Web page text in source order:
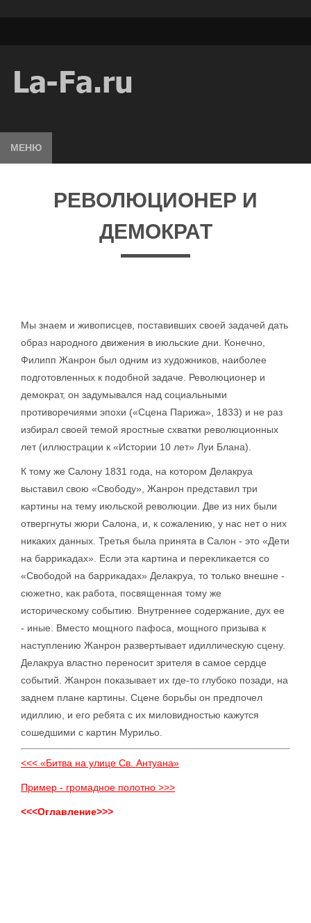
МЕНЮ
РЕВОЛЮЦИОНЕР И
ДЕМОКРАТ
Мы знаем и живописцев, поставивших своей задачей дать
образ народного движения в июльские дни. Конечно,
Филипп Жанрон был одним из художников, наиболее
подготовленных к подобной задаче. Революционер и
демократ, он задумывался над социальными
противоречиями эпохи («Сцена Парижа», 1833) и не раз
избирал своей темой яростные схватки революционных
лет (иллюстрации к «Истории 10 лет» Луи Блана).
К тому же Салону 1831 года, на котором Делакруа
выставил свою «Свободу», Жанрон представил три
картины на тему июльской революции. Две из них были
отвергнуты жюри Салона, и, к сожалению, у нас нет о них
никаких данных. Третья была принята в Салон - это «Дети
на баррикадах». Если эта картина и перекликается со
«Свободой на баррикадах» Делакруа, то только внешне -
сюжетно, как работа, посвященная тому же
историческому событию. Внутреннее содержание, дух ее
- иные. Вместо мощного пафоса, мощного призыва к
наступлению Жанрон развертывает идиллическую сцену.
Делакруа властно переносит зрителя в самое сердце
событий. Жанрон показывает их где-то глубоко позади, на
заднем плане картины. Сцене борьбы он предпочел
идиллию, и его ребята с их миловидностью кажутся
сошедшими с картин Мурильо.
<<< «Битва на улице Св. Антуана»
Пример - громадное полотно >>>
<<<Оглавление>>>